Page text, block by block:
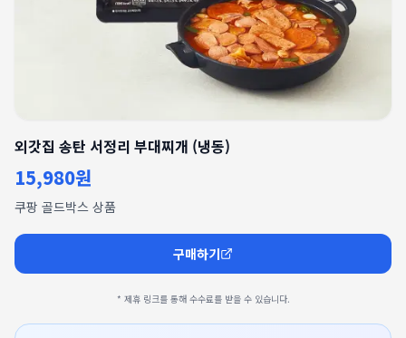
외갓집 송탄 서정리 부대찌개 (냉동)
15,980원
쿠팡 골드박스 상품
구매하기
* 제휴 링크를 통해 수수료를 받을 수 있습니다.